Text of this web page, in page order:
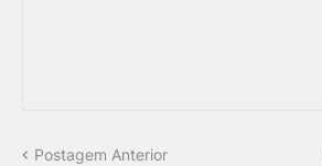
Postagem Anterior